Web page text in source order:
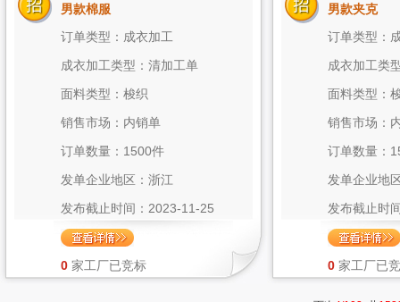
男款棉服
订单类型：成衣加工
成衣加工类型：清加工单
面料类型：梭织
销售市场：内销单
订单数量：1500件
发单企业地区：浙江
发布截止时间：2023-11-25
0 家工厂已竞标
男款夹克
订单类型：
成衣加工类
面料类型：
销售市场：
订单数量：
发单企业地
发布截止时
0 家工厂已